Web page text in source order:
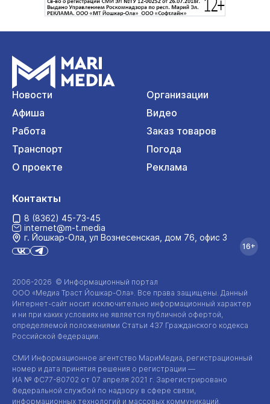
Новости
Организации
Афиша
Видео
Работа
Заказ товаров
Транспорт
Погода
О проекте
Реклама
2006-2026 © Информационный портал
ООО «Медиа Траст Йошкар-Ола». Все права защищены. Данный
Интернет-сайт носит исключительно информационный характер
и ни при каких условиях не является публичной офертой,
определяемой положениями Статьи 437 Гражданского кодекса
Российской Федерации.
СМИ Информационное агентство МариМедиа, регистрационный
номер и дата принятия решения о регистрации —
ИА № ФС77-80702 от 07 апреля 2021 г. Зарегистрировано
Федеральной службой по надзору в сфере связи,
информационных технологий и массовых коммуникаций.
Контакты
8 (8362) 45-73-45
internet@m-t.media
г. Йошкар‑Ола, ул Вознесенская, дом 76, офис 3
16+